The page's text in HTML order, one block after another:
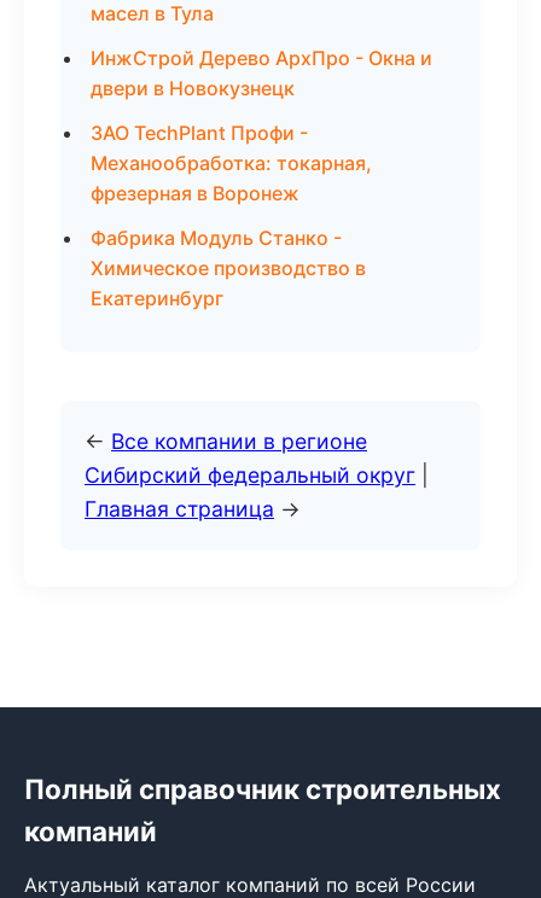
масел в Тула
ИнжСтрой Дерево АрхПро - Окна и
двери в Новокузнецк
ЗАО TechPlant Профи -
Механообработка: токарная,
фрезерная в Воронеж
Фабрика Модуль Станко -
Химическое производство в
Екатеринбург
← Все компании в регионе
Сибирский федеральный округ
Главная страница →
Полный справочник строительных
компаний
Актуальный каталог компаний по всей России